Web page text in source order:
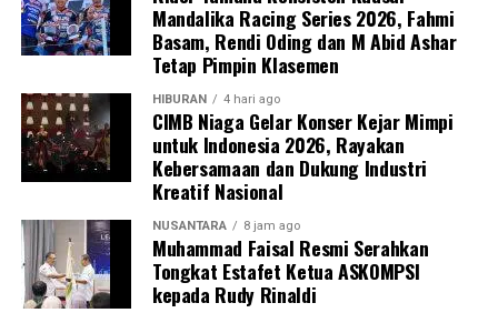
Mandalika Racing Series 2026, Fahmi
Basam, Rendi Oding dan M Abid Ashar
Tetap Pimpin Klasemen
HIBURAN 4 hari ago
CIMB Niaga Gelar Konser Kejar Mimpi
untuk Indonesia 2026, Rayakan
Kebersamaan dan Dukung Industri
Kreatif Nasional
NUSANTARA 8 jam ago
Muhammad Faisal Resmi Serahkan
Tongkat Estafet Ketua ASKOMPSI
kepada Rudy Rinaldi